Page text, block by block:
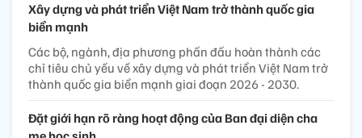
Xây dựng và phát triển Việt Nam trở thành quốc gia
biển mạnh
Các bộ, ngành, địa phương phấn đấu hoàn thành các
chỉ tiêu chủ yếu về xây dựng và phát triển Việt Nam trở
thành quốc gia biển mạnh giai đoạn 2026 - 2030.
Đặt giới hạn rõ ràng hoạt động của Ban đại diện cha